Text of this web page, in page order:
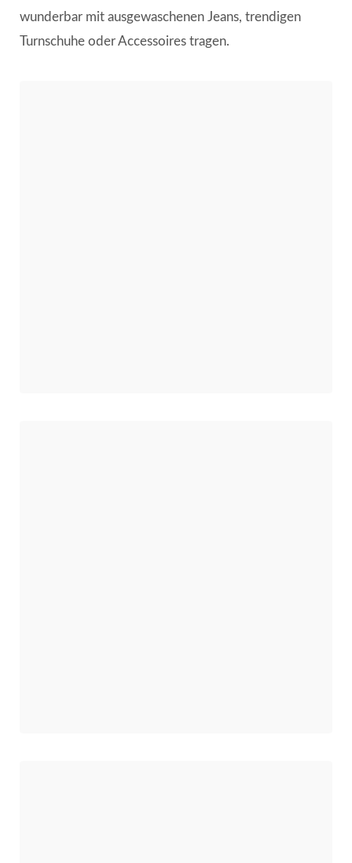
wunderbar mit ausgewaschenen Jeans, trendigen
Turnschuhe oder Accessoires tragen.